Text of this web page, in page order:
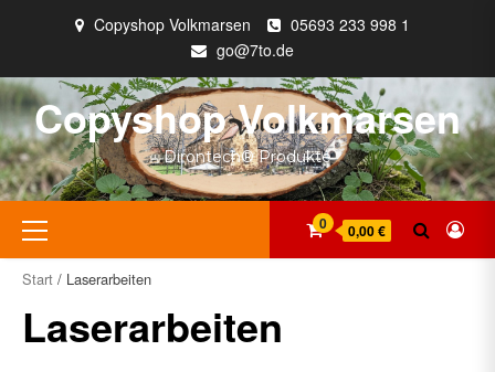
Copyshop Volkmarsen
05693 233 998 1
go@7to.de
Copyshop Volkmarsen
Dirontech® Produkte
Primäres
Menü
0 0,00 €
Start / Laserarbeiten
Laserarbeiten